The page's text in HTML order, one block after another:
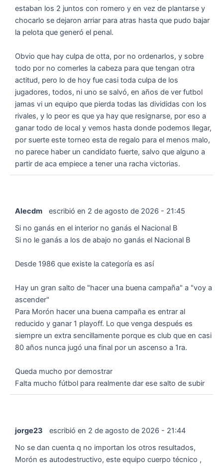
estaban los 2 juntos con romero y en vez de plantarse y
chocarlo se dejaron arriar para atras hasta que pudo bajar
la pelota que generó el penal.
Obvio que hay culpa de otta, por no ordenarlos, y sobre
todo por no comerles la cabeza para que tengan otra
actitud, pero lo de hoy fue casi toda culpa de los
jugadores, todos, ni uno se salvó, en años de ver futbol
jamas vi un equipo que pierda todas las divididas con los
rivales, y lo peor es que ya hay que resignarse, por eso a
ganar todo de local y vemos hasta donde podemos llegar,
por suerte este torneo esta de regalo para el menos malo,
no parece haber un candidato fuerte, salvo que alguno a
partir de aca empiece a tener una racha victorias.
Alecdm escribió en 2 de agosto de 2026 - 21:45
Si no ganás en el interior no ganás el Nacional B
Si no le ganás a los de abajo no ganás el Nacional B
Desde 1986 que existe la categoría es así
Hay un gran salto de "hacer una buena campaña" a "voy a
ascender"
Para Morón hacer una buena campaña es entrar al
reducido y ganar 1 playoff. Lo que venga después es
siempre un extra sencillamente porque es club que en casi
80 años nunca jugó una final por un ascenso a 1ra.
Queda mucho por demostrar
Falta mucho fútbol para realmente dar ese salto de subir
jorge23 escribió en 2 de agosto de 2026 - 21:44
No se dan cuenta q no importan los otros resultados,
Morón es autodestructivo, este equipo cuerpo técnico ,